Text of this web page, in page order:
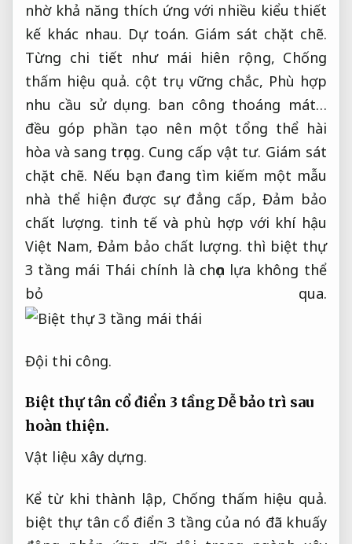
nhờ khả năng thích ứng với nhiều kiểu thiết
kế khác nhau. Dự toán. Giám sát chặt chẽ.
Từng chi tiết như mái hiên rộng, Chống
thấm hiệu quả. cột trụ vững chắc, Phù hợp
nhu cầu sử dụng. ban công thoáng mát…
đều góp phần tạo nên một tổng thể hài
hòa và sang trọng. Cung cấp vật tư. Giám sát
chặt chẽ. Nếu bạn đang tìm kiếm một mẫu
nhà thể hiện được sự đẳng cấp,Đảm bảo
chất lượng. tinh tế và phù hợp với khí hậu
Việt Nam,Đảm bảo chất lượng. thì biệt thự
3 tầng mái Thái chính là chọn lựa không thể
bỏ qua.
Đội thi công.
Biệt thự tân cổ điển 3 tầngDễ bảo trì sau
hoàn thiện.
Vật liệu xây dựng.
Kể từ khi thành lập, Chống thấm hiệu quả.
biệt thự tân cổ điển 3 tầng của nó đã khuấy